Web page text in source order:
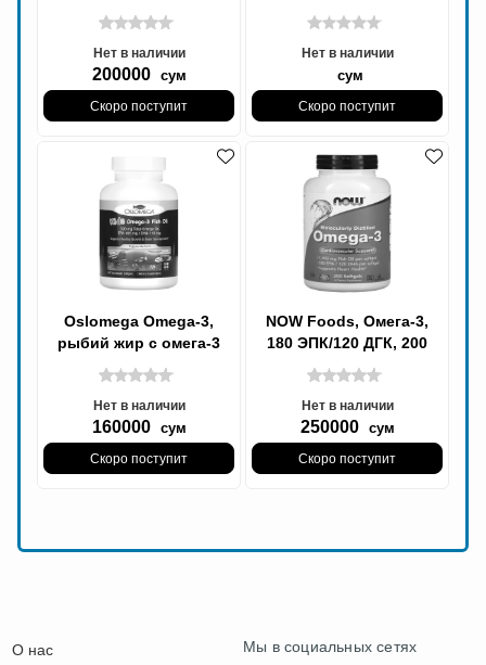
Oil 80% ЭПК/ДГК, 1000
мг,
Нет в наличии
200000 сум
Скоро поступит
эффективность, 1250 мг,
60 мягких
Нет в наличии
сум
Скоро поступит
Oslomega Omega-3,
рыбий жир с омега-3
для детей, натуральный
клубничный вкус,
Нет в наличии
160000 сум
Скоро поступит
NOW Foods, Омега-3,
180 ЭПК/120 ДГК, 200
мягких капсул Omega-3,
Рыбий жир Fish
Нет в наличии
250000 сум
Скоро поступит
О нас Мы в социальных сетях